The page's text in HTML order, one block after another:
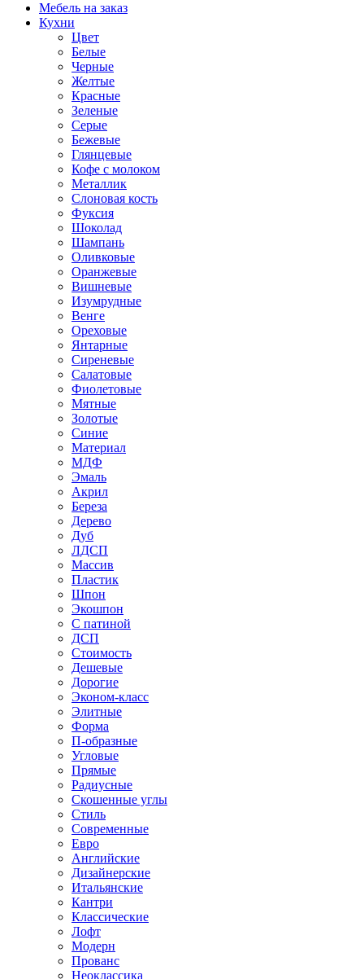
Мебель на заказ
Кухни
Цвет
Белые
Черные
Желтые
Красные
Зеленые
Серые
Бежевые
Глянцевые
Кофе с молоком
Металлик
Слоновая кость
Фуксия
Шоколад
Шампань
Оливковые
Оранжевые
Вишневые
Изумрудные
Венге
Ореховые
Янтарные
Сиреневые
Салатовые
Фиолетовые
Мятные
Золотые
Синие
Материал
МДФ
Эмаль
Акрил
Береза
Дерево
Дуб
ЛДСП
Массив
Пластик
Шпон
Экошпон
С патиной
ДСП
Стоимость
Дешевые
Дорогие
Эконом-класс
Элитные
Форма
П-образные
Угловые
Прямые
Радиусные
Скошенные углы
Стиль
Современные
Евро
Английские
Дизайнерские
Итальянские
Кантри
Классические
Лофт
Модерн
Прованс
Неоклассика